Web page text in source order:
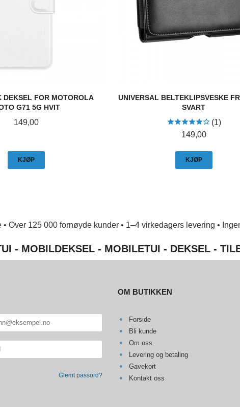
DEKSEL FOR MOTOROLA
G71 5G HVIT
Pris
149,00
KJØP
UNIVERSAL BELTEKLIPSVESKE
SVART
(1)
Pris
149,00
KJØP
Over 125 000 fornøyde kunder • 1–4 virkedagers levering •
- MOBILDEKSEL - MOBILETUI - DEKSEL -
Glemt passord?
OM BUTIKKEN
Forside
Bli kunde
Om oss
Levering og betaling
Gavekort
Kontakt oss